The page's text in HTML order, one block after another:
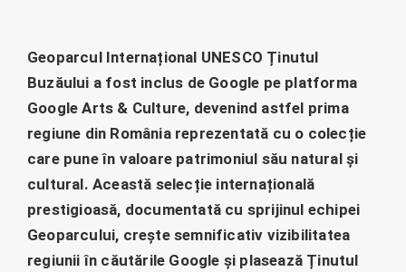
Geoparcul Internațional UNESCO Ținutul
Buzăului a fost inclus de Google pe platforma
Google Arts & Culture, devenind astfel prima
regiune din România reprezentată cu o colecție
care pune în valoare patrimoniul său natural și
cultural. Această selecție internațională
prestigioasă, documentată cu sprijinul echipei
Geoparcului, crește semnificativ vizibilitatea
regiunii în căutările Google și plasează Ținutul